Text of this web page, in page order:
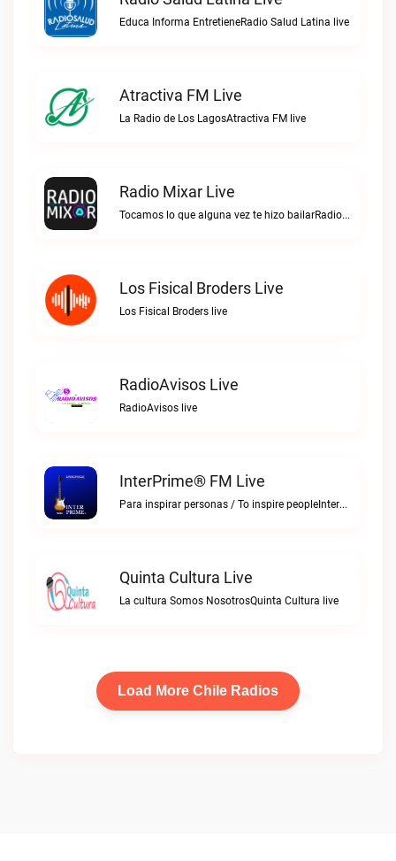
Educa Informa EntretieneRadio Salud Latina live
Atractiva FM Live
La Radio de Los LagosAtractiva FM live
Radio Mixar Live
Tocamos lo que alguna vez te hizo bailarRadio Mixar live
Los Fisical Broders Live
Los Fisical Broders live
RadioAvisos Live
RadioAvisos live
InterPrime® FM Live
Para inspirar personas / To inspire peopleInterPrime® FM live
Quinta Cultura Live
La cultura Somos NosotrosQuinta Cultura live
Load More Chile Radios